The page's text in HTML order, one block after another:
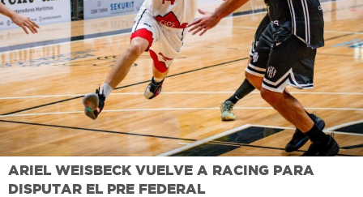
ARIEL WEISBECK VUELVE A RACING PARA
DISPUTAR EL PRE FEDERAL